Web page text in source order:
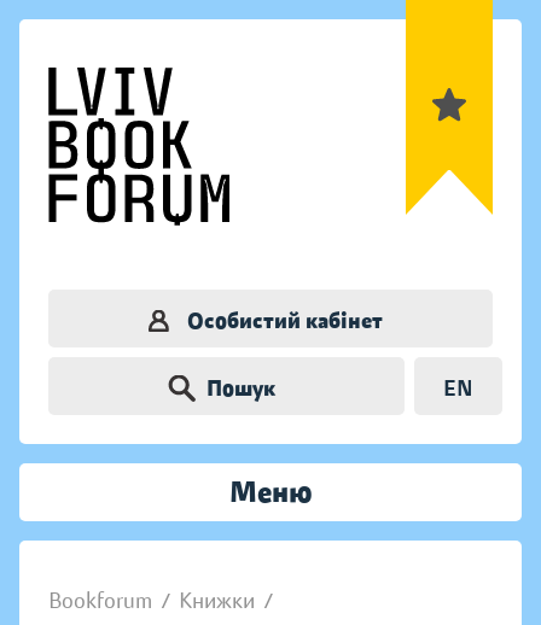
Особистий кабінет
Пошук EN
Меню
Bookforum / Книжки /